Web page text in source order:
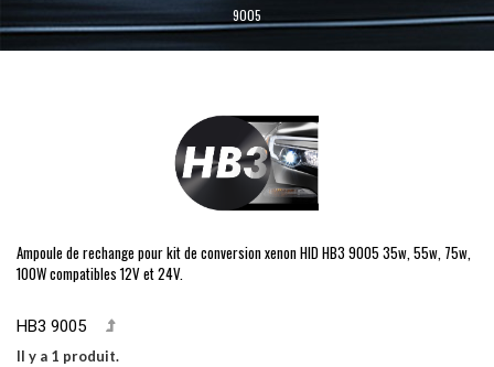
9005
Ampoule de rechange pour kit de conversion xenon HID HB3 9005 35w, 55w, 75w,
100W compatibles 12V et 24V.
HB3 9005
Il y a 1 produit.